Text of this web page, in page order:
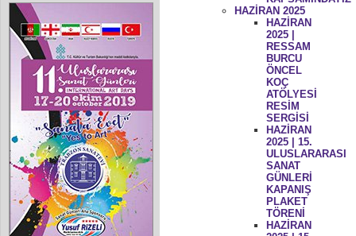
HAZİRAN 2025
HAZİRAN
2025 |
RESSAM
BURCU
ÖNCEL
KOÇ
ATÖLYESİ
RESİM
SERGİSİ
HAZİRAN
2025 | 15.
ULUSLARARASI
SANAT
GÜNLERİ
KAPANIŞ
PLAKET
TÖRENİ
HAZİRAN